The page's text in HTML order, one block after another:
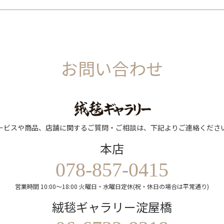
お問い合わせ
ビスや商品、店舗に関するご質問・ご相談は、下記よりご連絡くださ
本店
078-857-0415
営業時間 10:00～18:00 火曜日・水曜日定休(祝・休日の場合は平常通り)
絨毯ギャラリー淀屋橋